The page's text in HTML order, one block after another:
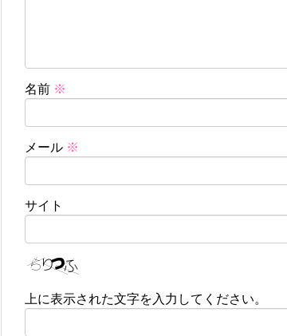
名前 ※
メール ※
サイト
上に表示された文字を入力してください。